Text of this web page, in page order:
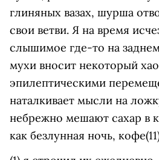
глиняных вазах, шурша
свои ветви. Я на время
слышимое где-то на
мухи вносит некоторый
эпилептическими
наталкивает мысли на
небрежно мешают сахар в
как безлунная ночь,